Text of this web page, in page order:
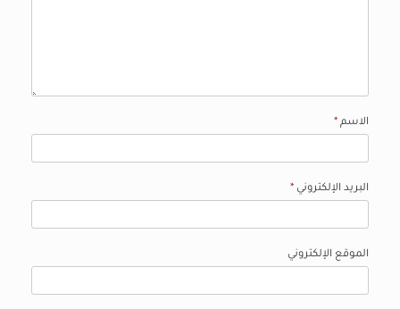
الاسم *
البريد الإلكتروني *
الموقع الإلكتروني